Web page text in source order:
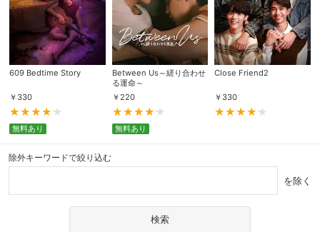
609 Bedtime Story
￥ 330
無料あり
Between Us～縒り合わせ
る運命～
￥ 220
無料あり
Close Friend2
￥ 330
除外キーワードで絞り込む
を除く